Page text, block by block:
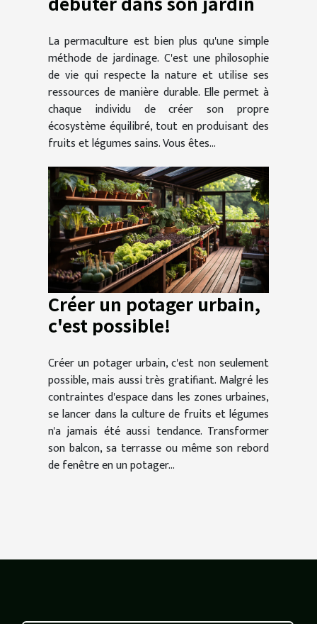
La permaculture est bien plus qu'une simple
méthode de jardinage. C'est une philosophie
de vie qui respecte la nature et utilise ses
ressources de manière durable. Elle permet à
chaque individu de créer son propre
écosystème équilibré, tout en produisant des
fruits et légumes sains. Vous êtes...
Créer un potager urbain,
c'est possible!
Créer un potager urbain, c'est non seulement
possible, mais aussi très gratifiant. Malgré les
contraintes d'espace dans les zones urbaines,
se lancer dans la culture de fruits et légumes
n'a jamais été aussi tendance. Transformer
son balcon, sa terrasse ou même son rebord
de fenêtre en un potager...